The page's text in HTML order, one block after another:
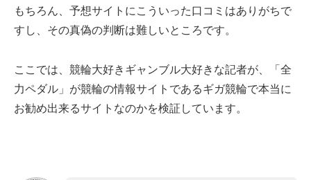
もちろん、予想サイトにこういった口コミはありがちで
すし、その真偽の判断は難しいところです。
ここでは、競輪大好きギャンブル大好きな記者が、「全
力ペダル」が競輪の情報サイトであるギガ競輪で本当に
お勧め出来るサイトなのかを検証しています。